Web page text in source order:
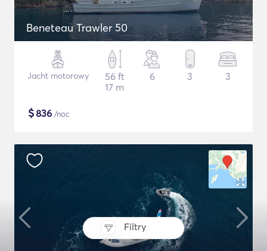
Filtry
Beneteau Trawler 50
Jacht motorowy
56 ft
17 m
6 3 3
$836 /noc